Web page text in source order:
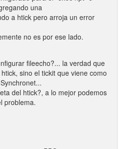
una
a htick pero arroja un error
no es por ese lado.
fileecho?... la verdad que
sino el tickit que viene como
del htick?, a lo mejor podemos
problema.